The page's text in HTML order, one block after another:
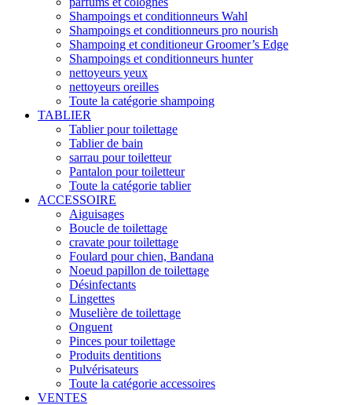
Shampoings et conditionneurs Wahl
Shampoings et conditionneurs pro nourish
Shampoing et conditioneur Groomer’s Edge
Shampoings et conditionneurs hunter
nettoyeurs yeux
nettoyeurs oreilles
Toute la catégorie shampoing
TABLIER
Tablier pour toilettage
Tablier de bain
sarrau pour toiletteur
Pantalon pour toiletteur
Toute la catégorie tablier
ACCESSOIRE
Aiguisages
Boucle de toilettage
cravate pour toilettage
Foulard pour chien, Bandana
Noeud papillon de toilettage
Désinfectants
Lingettes
Muselière de toilettage
Onguent
Pinces pour toilettage
Produits dentitions
Pulvérisateurs
Toute la catégorie accessoires
VENTES